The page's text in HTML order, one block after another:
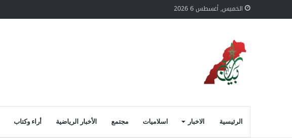
الخميس, أغسطس 6 2026
الرئيسية الاخبار اسلاميات مجتمع الأخبار الرياضية أراء وكتاب